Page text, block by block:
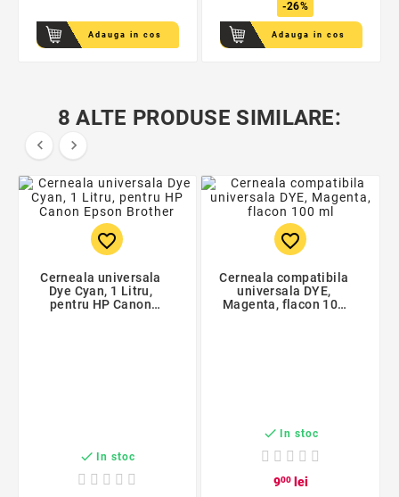
Adauga in cos
-26%
Adauga in cos
8 ALTE PRODUSE SIMILARE:
 
favorite_border
Cerneala universala
Dye Cyan, 1 Litru,
pentru HP Canon
 In stoc
favorite_border
Cerneala compatibila
universala DYE,
Magenta, flacon 100
 In stoc
900lei